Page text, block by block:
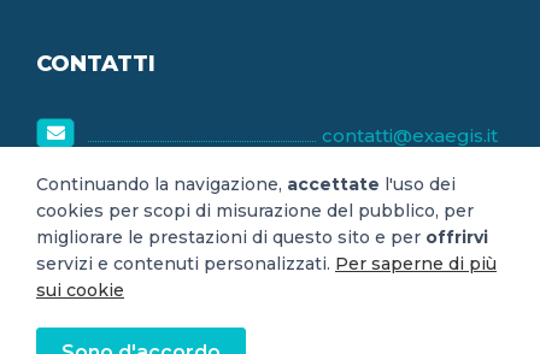
CONTATTI
contatti@exaegis.it
8h30-18h30
lunedì-venerdì
© 2021 Exægis - Agenzia di rating del digitale e garanzia
Continuando la navigazione, accettate l'uso dei
cookies per scopi di misurazione del pubblico, per
migliorare le prestazioni di questo sito e per offrirvi
servizi e contenuti personalizzati. Per saperne di più
sui cookie